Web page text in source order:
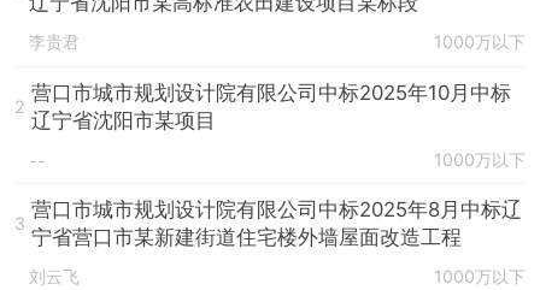
李贵君 1000万以下
2
营口市城市规划设计院有限公司中标2025年10月中标
辽宁省沈阳市某项目
-- 1000万以下
3
营口市城市规划设计院有限公司中标2025年8月中标辽
宁省营口市某新建街道住宅楼外墙屋面改造工程
刘云飞 1000万以下